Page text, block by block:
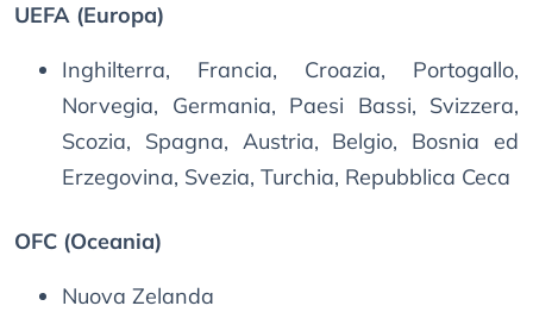
UEFA (Europa)
Inghilterra, Francia, Croazia, Portogallo,
Norvegia, Germania, Paesi Bassi, Svizzera,
Scozia, Spagna, Austria, Belgio, Bosnia ed
Erzegovina, Svezia, Turchia, Repubblica Ceca
OFC (Oceania)
Nuova Zelanda